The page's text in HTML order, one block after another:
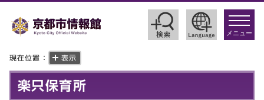
toggle
メニュー
現在位置： 表示
楽只保育所